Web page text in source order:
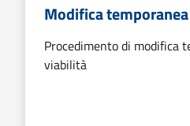
Modifica
Procedimento di modifica
viabilità